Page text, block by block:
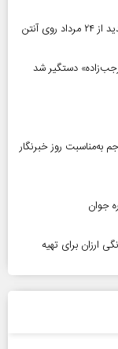
رادیو فرهنگ پوست‌اندازی می‌کند؛ جدول پخش جدید از ۲۴ مرداد روی آنتن
دستگیر شد
به‌مناسبت روز خبرنگار
جوان
خانگی ارزان برای تهیه